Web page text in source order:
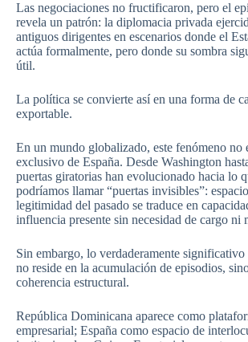
Las negociaciones no fructificaron, pero el
revela un patrón: la diplomacia privada
antiguos dirigentes en escenarios donde el
actúa formalmente, pero donde su sombra
útil.
La política se convierte así en una forma de
exportable.
En un mundo globalizado, este fenómeno no
exclusivo de España. Desde Washington
puertas giratorias han evolucionado hacia lo
podríamos llamar “puertas invisibles”:
legitimidad del pasado se traduce en
influencia presente sin necesidad de cargo ni
Sin embargo, lo verdaderamente significativo
no reside en la acumulación de episodios,
coherencia estructural.
República Dominicana aparece como
empresarial; España como espacio de